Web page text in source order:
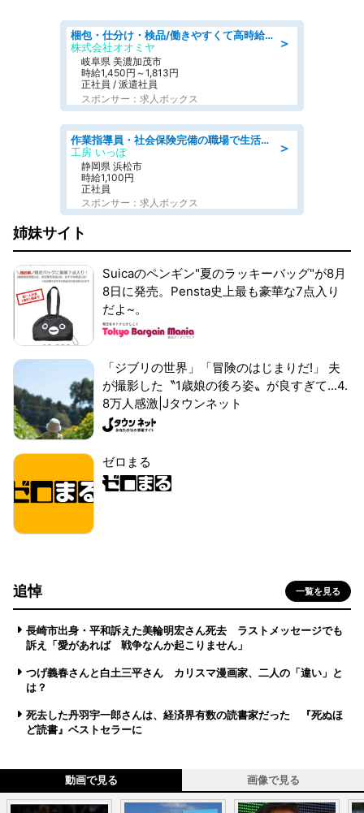
＞
梱包・仕分け・検品/働きやすくて高時給の仕分け作業長期休暇充実/残業なし
株式会社オオミヤ
岐阜県 美濃加茂市
時給1,450円～1,813円
正社員 / 派遣社員
スポンサー：求人ボックス
＞
作業指導員・社会保険完備の職場で生活支援員
工房 いっぽ
静岡県 浜松市
時給1,100円
正社員
スポンサー：求人ボックス
姉妹サイト
Suicaのペンギン"夏のラッキーバッグ"が8月
8日に発売。Pensta史上最も豪華な7点入り
だよ~。
「ジブリの世界」「冒険のはじまりだ!」 夫
が撮影した〝1歳娘の後ろ姿〟が良すぎて...4.
8万人感激|Jタウンネット
ゼロまる
追悼 一覧を見る
長崎市出身・平和訴えた美輪明宏さん死去 ラストメッセージでも
訴え「愛があれば 戦争なんか起こりません」
つげ義春さんと白土三平さん カリスマ漫画家、二人の「違い」と
は？
死去した丹羽宇一郎さんは、経済界有数の読書家だった 『死ぬほ
ど読書』ベストセラーに
動画で見る 画像で見る